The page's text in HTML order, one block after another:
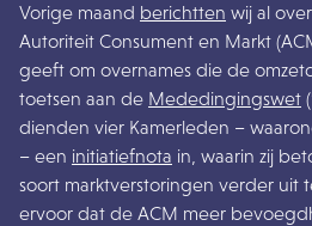
Vorige maand berichtten wij al
Autoriteit Consument en Markt
geeft om overnames die de
toetsen aan de Mededingingswet
dienden vier Kamerleden –
– een initiatiefnota in, waarin zij
soort marktverstoringen verder uit
ervoor dat de ACM meer